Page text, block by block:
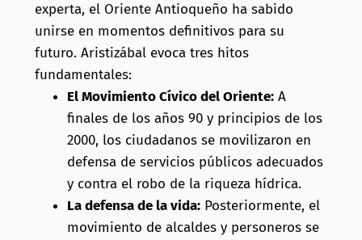
experta, el Oriente Antioqueño ha sabido
unirse en momentos definitivos para su
futuro. Aristizábal evoca tres hitos
fundamentales:
El Movimiento Cívico del Oriente:A
finales de los años 90 y principios de los
2000, los ciudadanos se movilizaron en
defensa de servicios públicos adecuados
y contra el robo de la riqueza hídrica.
La defensa de la vida:Posteriormente, el
movimiento de alcaldes y personeros se